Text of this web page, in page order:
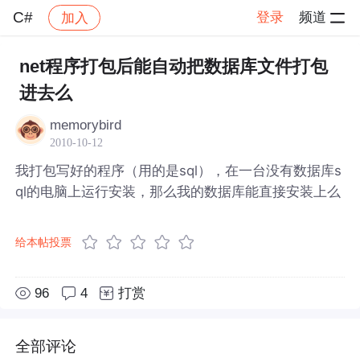
C# 加入 登录 频道
社区 C# 帖子详情
net程序打包后能自动把数据库文件打包
进去么
memorybird
2010-10-12
我打包写好的程序（用的是sql），在一台没有数据库s
ql的电脑上运行安装，那么我的数据库能直接安装上么
给本帖投票
96 4 打赏
全部评论